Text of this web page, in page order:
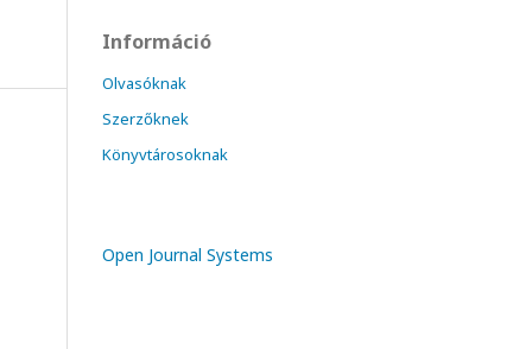
Információ
Olvasóknak
Szerzőknek
Könyvtárosoknak
Open Journal Systems